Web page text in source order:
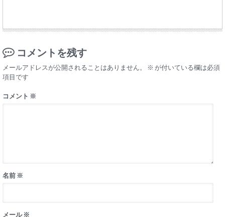
コメントを残す
メールアドレスが公開されることはありません。 ※ が付いている欄は必須
項目です
コメント ※
名前 ※
メール※